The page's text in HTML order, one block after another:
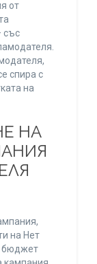
от
със
спира с
на
НА
на Нет
бюджет